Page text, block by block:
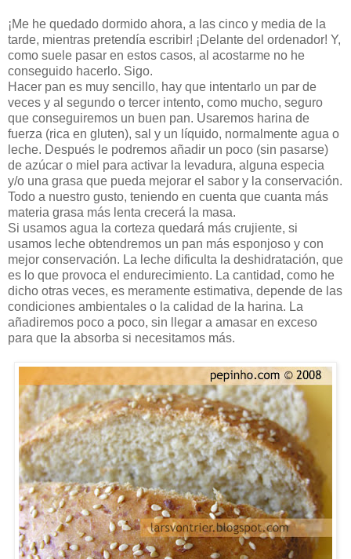
¡Me he quedado dormido ahora, a las cinco y media de la
tarde, mientras pretendía escribir! ¡Delante del ordenador! Y,
como suele pasar en estos casos, al acostarme no he
conseguido hacerlo. Sigo.
Hacer pan es muy sencillo, hay que intentarlo un par de
veces y al segundo o tercer intento, como mucho, seguro
que conseguiremos un buen pan. Usaremos harina de
fuerza (rica en gluten), sal y un líquido, normalmente agua o
leche. Después le podremos añadir un poco (sin pasarse)
de azúcar o miel para activar la levadura, alguna especia
y/o una grasa que pueda mejorar el sabor y la conservación.
Todo a nuestro gusto, teniendo en cuenta que cuanta más
materia grasa más lenta crecerá la masa.
Si usamos agua la corteza quedará más crujiente, si
usamos leche obtendremos un pan más esponjoso y con
mejor conservación. La leche dificulta la deshidratación, que
es lo que provoca el endurecimiento. La cantidad, como he
dicho otras veces, es meramente estimativa, depende de las
condiciones ambientales o la calidad de la harina. La
añadiremos poco a poco, sin llegar a amasar en exceso
para que la absorba si necesitamos más.